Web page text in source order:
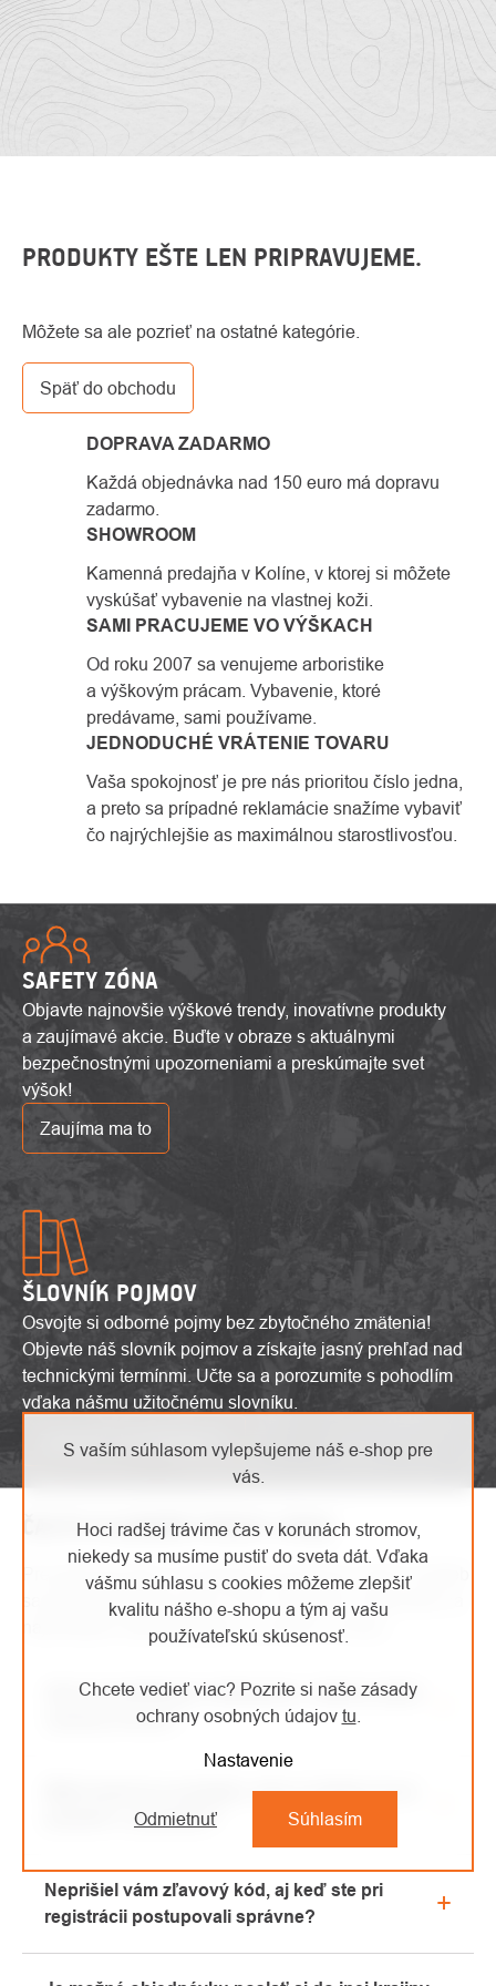
S vaším súhlasom vylepšujeme náš e-shop pre
vás.
Hoci radšej trávime čas v korunách stromov,
niekedy sa musíme pustiť do sveta dát. Vďaka
vášmu súhlasu s cookies môžeme zlepšiť
kvalitu nášho e-shopu a tým aj vašu
používateľskú skúsenosť.
Chcete vedieť viac? Pozrite si naše zásady
ochrany osobných údajov tu
Nastavenie
Odmietnuť Súhlasím
PRODUKTY EŠTE LEN PRIPRAVUJEME.
Môžete sa ale pozrieť na ostatné kategórie.
Späť do obchodu
DOPRAVA ZADARMO
Každá objednávka nad 150 euro má dopravu
zadarmo.
SHOWROOM
Kamenná predajňa v Kolíne, v ktorej si môžete
vyskúšať vybavenie na vlastnej koži.
SAMI PRACUJEME VO VÝŠKACH
Od roku 2007 sa venujeme arboristike
a výškovým prácam. Vybavenie, ktoré
predávame, sami používame.
JEDNODUCHÉ VRÁTENIE TOVARU
Vaša spokojnosť je pre nás prioritou číslo jedna,
a preto sa prípadné reklamácie snažíme vybaviť
čo najrýchlejšie as maximálnou starostlivosťou.
SAFETY ZÓNA
Objavte najnovšie výškové trendy, inovatívne produkty
a zaujímavé akcie. Buďte v obraze s aktuálnymi
bezpečnostnými upozorneniami a preskúmajte svet
výšok!
Zaujíma ma to
ŠLOVNÍK POJMOV
Osvojte si odborné pojmy bez zbytočného zmätenia!
Objevte náš slovník pojmov a získajte jasný prehľad nad
technickými termínmi. Učte sa a porozumite s pohodlím
vďaka nášmu užitočnému slovníku.
Zobraziť slovník pojmov
ČASTO KLADENÉ OTÁZKY (FAQ)
Pre jednoduchšie a rýchlejšie pochopenie našich služieb
sa pokúste prečítať sekciu FAQ. Nájdete tu odpovede na
najčastejšie otázky týkajúce sa nášho e-shopu.
Aké sú podmienky reklamácie, vrátenia alebo
výmeny tovaru?
Všetky informácie o reklamáciách nájdete v sekcii
"Všetko o nákupe" alebo nás kontaktujte e-mailom
alebo telefonicky.
Máte kamennú predajňu, kde si môžem tovar
prezrieť a vyskúšať?
Áno, naša kamenná predajňa sa nachádza v
Kolíne. Radi vám tu poradíme s výberom vhodného
vybavenia, ktoré si môžete vyskúšať priamo v
našom showroome.
Neprišiel vám zľavový kód, aj keď ste pri
registrácii postupovali správne?